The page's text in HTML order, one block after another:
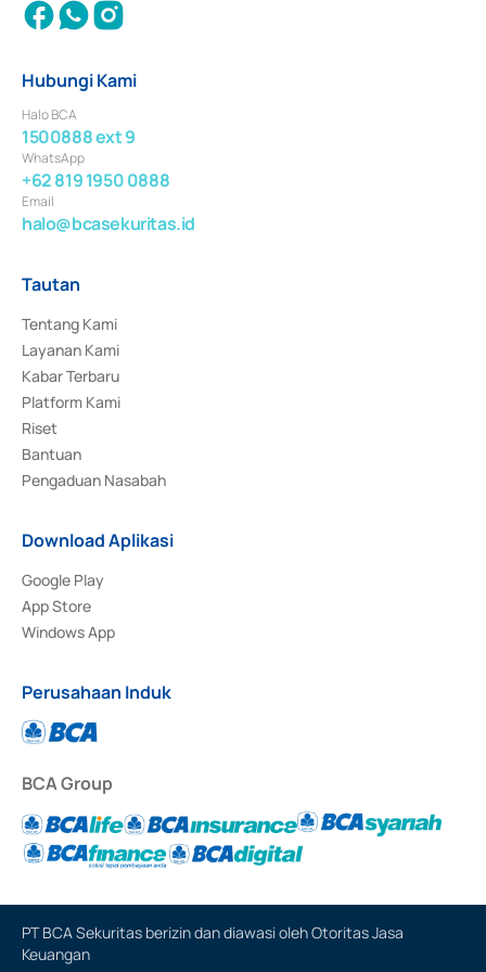
Hubungi Kami
Halo BCA
1500888 ext 9
WhatsApp
+62 819 1950 0888
Email
halo@bcasekuritas.id
Tautan
Tentang Kami
Layanan Kami
Kabar Terbaru
Platform Kami
Riset
Bantuan
Pengaduan Nasabah
Download Aplikasi
Google Play
App Store
Windows App
Perusahaan Induk
BCA Group
PT BCA Sekuritas berizin dan diawasi oleh Otoritas Jasa
Keuangan